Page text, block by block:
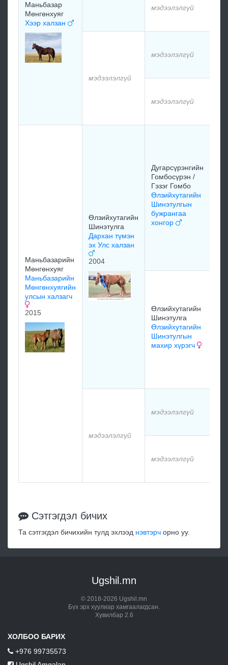
Маньбазар
Мөнгөнхуяг
Хээр халзан
мэдээлэлгүй
мэдээлэлгүй
мэдээлэлгүй
мэдээлэлгүй
Маньбазарийн
Мөнгөнхуяг
Маньбазарийн
Мөнгөнхуягийн
улсын халзагч
2015
Өлзийхутагийн
Шинэтулга
Дархан түмэн
эх Улс халзан
2004
Дугарсүрэнгийн
Гомбосүрэн /
Гэзэг Гомбо
Өлзийхутагийн
Шинэтулгын
бужрангаа
хонгор
Өлзийхутагийн
Шинэтулга
Өлзийхутагийн
Шинэтулгын
махир хүрэгч
мэдээлэлгүй
мэдээлэлгүй
мэдээлэлгүй
Сэтгэгдэл бичих
Та сэтгэгдэл бичихийн тулд эхлээд нэвтэрч орно уу.
Ugshil.mn
© 2018-2026 Ugshil.mn
Бүх эрх хуулиар хамгаалагдсан.
Хувилбар 2.6
ХОЛБОО БАРИХ
+976 99735573